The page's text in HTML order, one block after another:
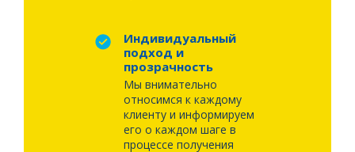
Индивидуальный
подход и
прозрачность
Мы внимательно
относимся к каждому
клиенту и информируем
его о каждом шаге в
процессе получения